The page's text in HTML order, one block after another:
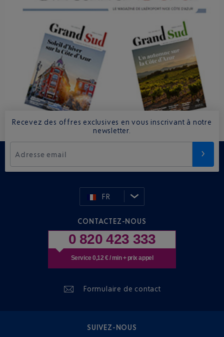
Recevez des offres exclusives en vous inscrivant à notre
newsletter.
Adresse email
FR
CONTACTEZ-NOUS
0 820 423 333
Service 0,12 € / min + prix appel
Formulaire de contact
SUIVEZ-NOUS